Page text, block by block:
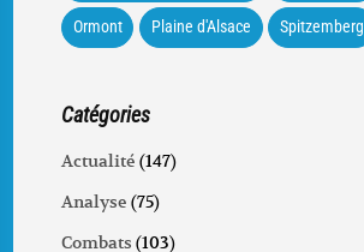
Ormont Plaine d'Alsace Spitzemberg
Catégories
Actualité (147)
Analyse (75)
Combats (103)